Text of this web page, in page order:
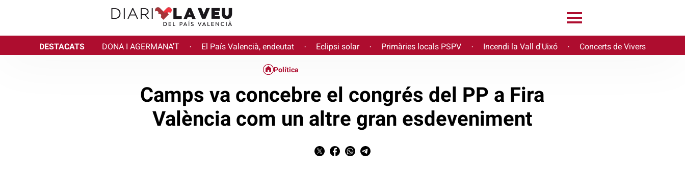
DESTACATS DONA I AGERMANA'T · El País Valencià, endeutat · Eclipsi solar · Primàries locals PSPV · Incendi la Vall d'Uixó · Concerts de Vivers
Política
Camps va concebre el congrés del PP a Fira
València com un altre gran esdeveniment